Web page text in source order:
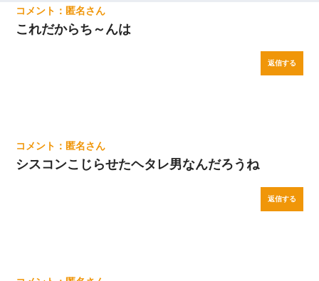
匿名
これだからち～んは
返信する
匿名
シスコンこじらせたヘタレ男なんだろうね
返信する